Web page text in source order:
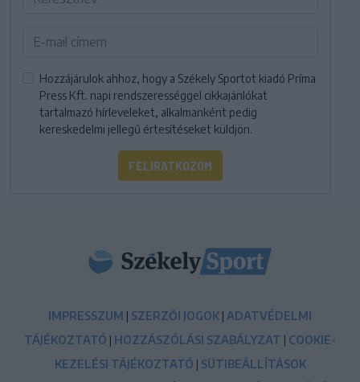
Hozzájárulok ahhoz, hogy a Székely Sportot kiadó Príma
Press Kft. napi rendszerességgel cikkajánlókat
tartalmazó hírleveleket, alkalmanként pedig
kereskedelmi jellegű értesítéseket küldjön.
FELIRATKOZOM
IMPRESSZUM | SZERZŐI JOGOK | ADATVÉDELMI
TÁJÉKOZTATÓ | HOZZÁSZÓLÁSI SZABÁLYZAT | COOKIE-
KEZELÉSI TÁJÉKOZTATÓ | SÜTIBEÁLLÍTÁSOK